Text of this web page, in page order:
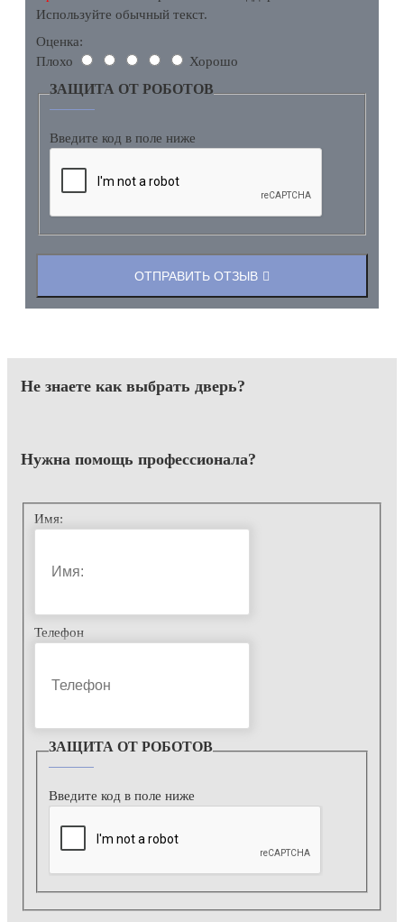
Используйте обычный текст.
Оценка:
Плохо
Хорошо
ЗАЩИТА ОТ РОБОТОВ
Введите код в поле ниже
ОТПРАВИТЬ ОТЗЫВ
Не знаете как выбрать дверь?
Нужна помощь профессионала?
Имя:
Телефон
ЗАЩИТА ОТ РОБОТОВ
Введите код в поле ниже